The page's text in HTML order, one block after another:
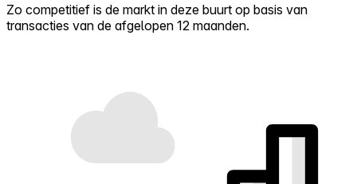
Zo competitief is de markt in deze buurt op basis van
transacties van de afgelopen 12 maanden.